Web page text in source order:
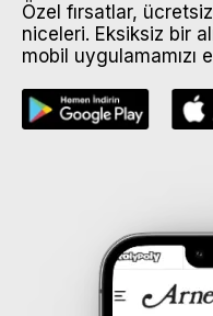
Özel fırsatlar,
niceleri. Eksiksiz bir
mobil uygulamamızı